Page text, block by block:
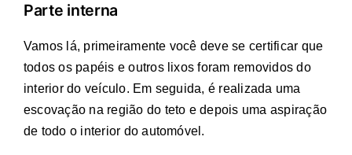
Parte interna
Vamos lá, primeiramente você deve se certificar que
todos os papéis e outros lixos foram removidos do
interior do veículo. Em seguida, é realizada uma
escovação na região do teto e depois uma aspiração
de todo o interior do automóvel.